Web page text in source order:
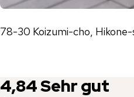
78-30 Koizumi-cho,
4,84Sehr gut